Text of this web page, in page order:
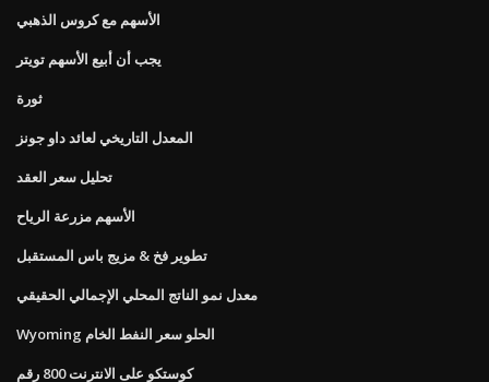
الأسهم مع كروس الذهبي
يجب أن أبيع الأسهم تويتر
ثورة
المعدل التاريخي لعائد داو جونز
تحليل سعر العقد
الأسهم مزرعة الرياح
تطوير فخ & مزيج باس المستقبل
معدل نمو الناتج المحلي الإجمالي الحقيقي
Wyoming الحلو سعر النفط الخام
كوستكو على الانترنت 800 رقم